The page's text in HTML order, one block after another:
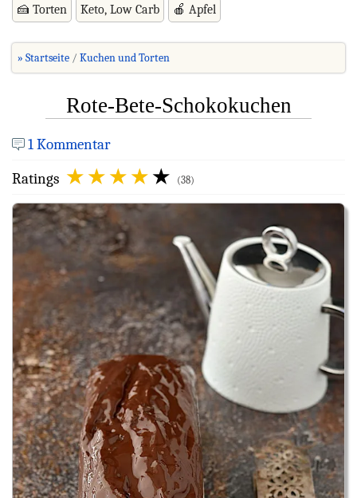
🍰 Torten Keto, Low Carb 🍎 Apfel
» Startseite Kuchen und Torten
Rote-Bete-Schokokuchen
1 Kommentar
Ratings
(38)